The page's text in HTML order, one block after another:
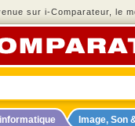
sur i-Comparateur, le
Image, Son